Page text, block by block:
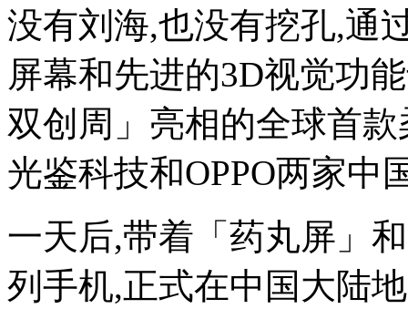
没有刘海,也没有挖孔,通
屏幕和先进的3D视觉功
双创周」亮相的全球首
光鉴科技和OPPO两家中
一天后,带着「药丸屏」
列手机,正式在中国大陆